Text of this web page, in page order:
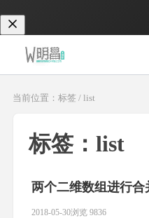
当前位置：标签 / list
标签：list
两个二维数组进行
2018-05-30浏览 9836